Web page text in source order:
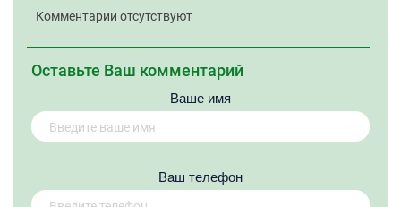
Комментарии отсутствуют
Оставьте Ваш комментарий
Ваше имя
Вaш телефон